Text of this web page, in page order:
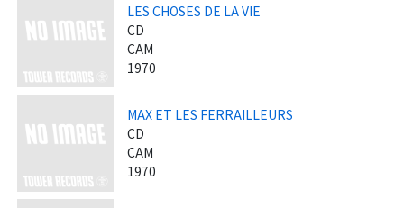
LES CHOSES DE LA VIE
CD
CAM
1970
MAX ET LES FERRAILLEURS
CD
CAM
1970